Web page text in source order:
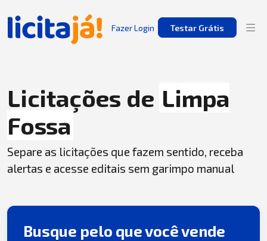
Fazer Login Testar Grátis
Licitações de Limpa
Fossa
Separe as licitações que fazem sentido, receba
alertas e acesse editais sem garimpo manual
Busque pelo que você vende